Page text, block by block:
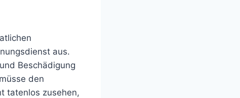
aus.
Beschädigung
den
tatenlos zusehen,